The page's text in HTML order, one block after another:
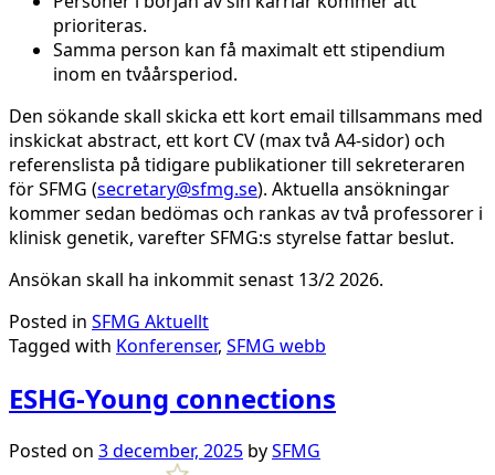
prioriteras.
Samma person kan få maximalt ett stipendium
inom en tvåårsperiod.
Den sökande skall skicka ett kort email tillsammans med
inskickat abstract, ett kort CV (max två A4-sidor) och
referenslista på tidigare publikationer till sekreteraren
för SFMG (secretary@sfmg.se). Aktuella ansökningar
kommer sedan bedömas och rankas av två professorer i
klinisk genetik, varefter SFMG:s styrelse fattar beslut.
Ansökan skall ha inkommit senast 13/2 2026.
Posted in SFMG Aktuellt
Tagged with Konferenser, SFMG webb
ESHG-Young connections
Posted on 3 december, 2025 bySFMG